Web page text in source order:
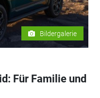
Bildergalerie
Für Familie und